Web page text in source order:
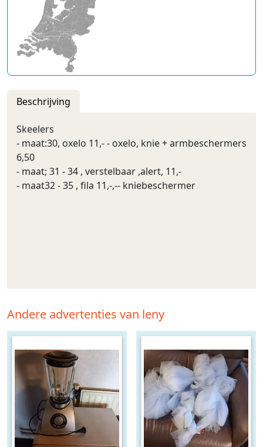
Beschrijving
Skeelers
- maat:30, oxelo 11,- - oxelo, knie + armbeschermers
6,50
- maat; 31 - 34 , verstelbaar ,alert, 11,-
- maat32 - 35 , fila 11,-,-- kniebeschermer
Andere advertenties van leny